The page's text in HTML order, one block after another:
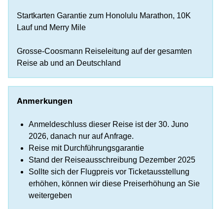
Startkarten Garantie zum Honolulu Marathon, 10K
Lauf und Merry Mile
Grosse-Coosmann Reiseleitung auf der gesamten
Reise ab und an Deutschland
Anmerkungen
Anmeldeschluss dieser Reise ist der 30. Juno
2026, danach nur auf Anfrage.
Reise mit Durchführungsgarantie
Stand der Reiseausschreibung Dezember 2025
Sollte sich der Flugpreis vor Ticketausstellung
erhöhen, können wir diese Preiserhöhung an Sie
weitergeben